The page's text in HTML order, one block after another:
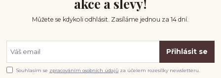
akce a slevy!
Můžete se kdykoli odhlásit. Zasíláme jednou za 14 dní.
Přihlásit se
Souhlasím se zpracováním osobních údajů za účelem rozesílky newsletteru.